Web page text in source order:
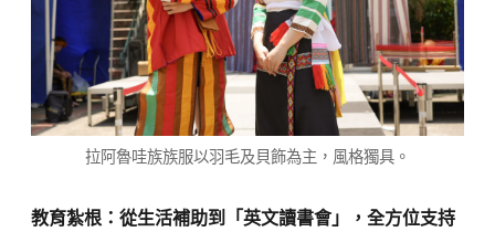
拉阿魯哇族族服以羽毛及貝飾為主，風格獨具。
教育紮根：從生活補助到「英文讀書會」，全方位支持